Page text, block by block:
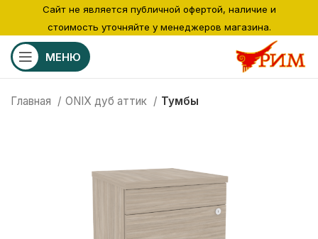
МЕНЮ
Главная ONIX дуб аттик Тумбы
Сайт не является публичной офертой, наличие и
стоимость уточняйте у менеджеров магазина.